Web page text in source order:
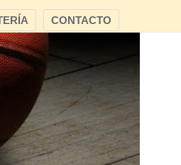
CONTACTO